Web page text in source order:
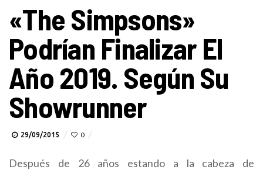
«The Simpsons»
Podrían Finalizar El
Año 2019. Según Su
Showrunner
29/09/2015 0
Después de 26 años estando a la cabeza de